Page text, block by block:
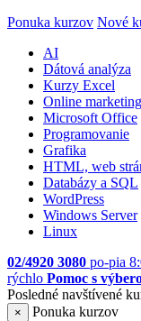
Ponuka kurzov Nové
AI
Dátová analýza
Kurzy Excel
Online marketing
Microsoft Office
Programovanie
Grafika
HTML, web
Databázy a SQL
WordPress
Windows Server
Linux
02/4920 3080 po-pia
rýchlo Pomoc s
Posledné navštívené
×
Ponuka kurzov